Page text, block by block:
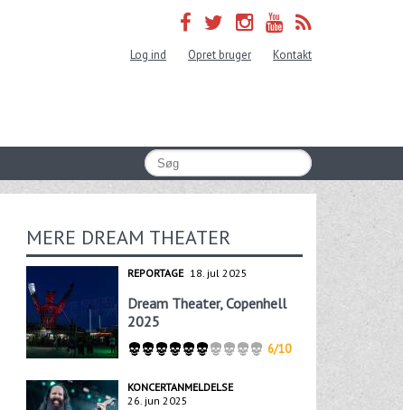
Log ind Opret bruger Kontakt
MERE DREAM THEATER
REPORTAGE 18. jul 2025
Dream Theater, Copenhell
2025
6/10
KONCERTANMELDELSE
26. jun 2025